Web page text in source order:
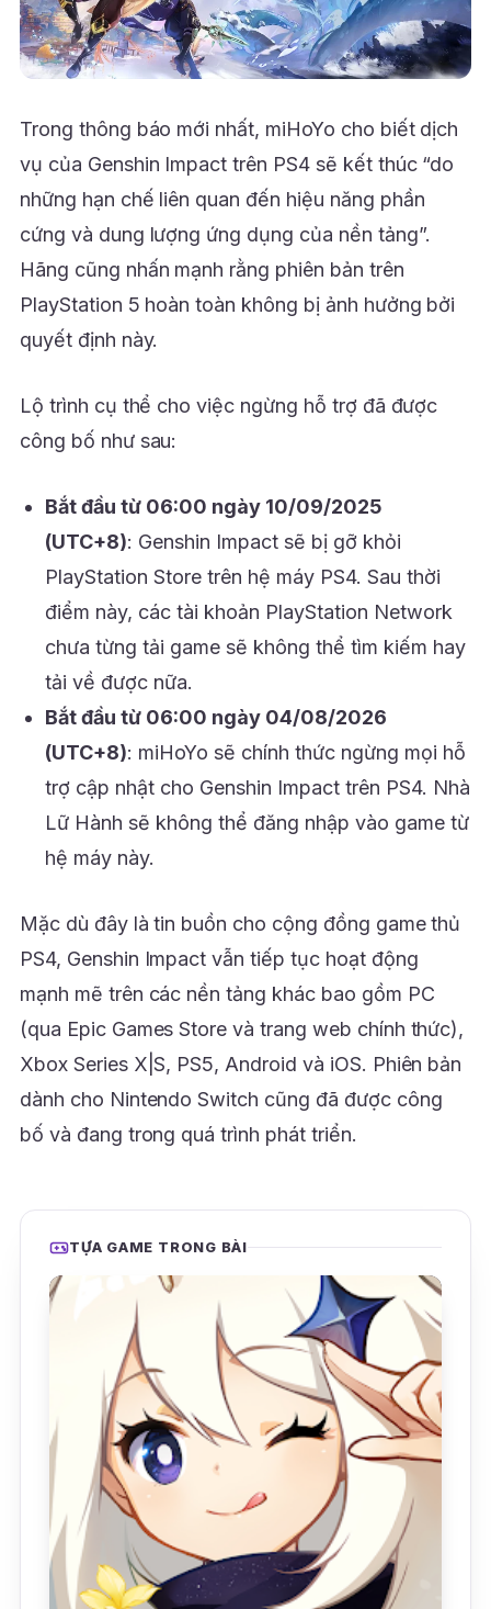
Trong thông báo mới nhất, miHoYo cho biết dịch
vụ của Genshin Impact trên PS4 sẽ kết thúc “do
những hạn chế liên quan đến hiệu năng phần
cứng và dung lượng ứng dụng của nền tảng”.
Hãng cũng nhấn mạnh rằng phiên bản trên
PlayStation 5 hoàn toàn không bị ảnh hưởng bởi
quyết định này.
Lộ trình cụ thể cho việc ngừng hỗ trợ đã được
công bố như sau:
Bắt đầu từ 06:00 ngày 10/09/2025
(UTC+8): Genshin Impact sẽ bị gỡ khỏi
PlayStation Store trên hệ máy PS4. Sau thời
điểm này, các tài khoản PlayStation Network
chưa từng tải game sẽ không thể tìm kiếm hay
tải về được nữa.
Bắt đầu từ 06:00 ngày 04/08/2026
(UTC+8): miHoYo sẽ chính thức ngừng mọi hỗ
trợ cập nhật cho Genshin Impact trên PS4. Nhà
Lữ Hành sẽ không thể đăng nhập vào game từ
hệ máy này.
Mặc dù đây là tin buồn cho cộng đồng game thủ
PS4, Genshin Impact vẫn tiếp tục hoạt động
mạnh mẽ trên các nền tảng khác bao gồm PC
(qua Epic Games Store và trang web chính thức),
Xbox Series X|S, PS5, Android và iOS. Phiên bản
dành cho Nintendo Switch cũng đã được công
bố và đang trong quá trình phát triển.
TỰA GAME TRONG BÀI